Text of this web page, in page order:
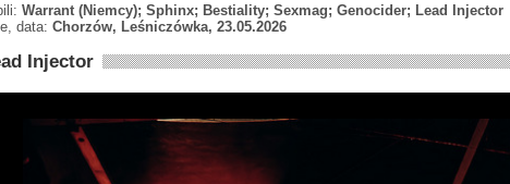
Warrant (Niemcy); Sphinx; Bestiality; Sexmag; Genocider; Lead Injector
data: Chorzów, Leśniczówka, 23.05.2026
Injector